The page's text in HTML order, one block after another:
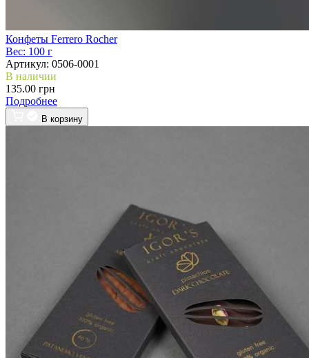
Конфеты Ferrero Rocher
Вес: 100 г
Артикул: 0506-0001
В наличии
135.00 грн
Подробнее
В корзину